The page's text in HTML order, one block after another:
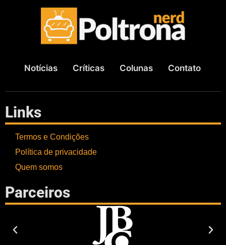
Notícias Críticas Colunas Contato
Links
Termos e Condições
Política de privacidade
Quem somos
Parceiros